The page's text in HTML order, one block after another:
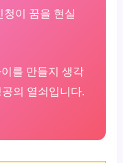
청이 꿈을 현실
를 만들지 생각
의 열쇠입니다.